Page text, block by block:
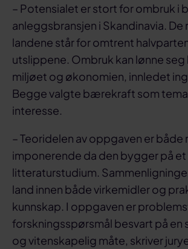
– Potensialet er stort for ombruk i
anleggsbransjen i Skandinavia. De
landene står for omtrent
utslippene. Ombruk kan lønne
miljøet og økonomien, innledet
Begge valgte bærekraft som
interesse.
– Teoridelen av oppgaven er både
imponerende da den bygger på
litteraturstudium.
land innen både virkemidler og
kunnskap. I oppgaven er
forskningsspørsmål besvart på en
og vitenskapelig måte, skriver